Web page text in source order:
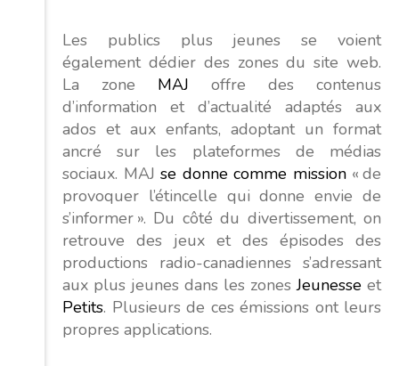
Les publics plus jeunes se voient
également dédier des zones du site web.
La zone MAJ offre des contenus
d’information et d’actualité adaptés aux
ados et aux enfants, adoptant un format
ancré sur les plateformes de médias
sociaux. MAJ se donne comme mission« de
provoquer l’étincelle qui donne envie de
s’informer ». Du côté du divertissement, on
retrouve des jeux et des épisodes des
productions radio-canadiennes s’adressant
aux plus jeunes dans les zonesJeunesse et
Petits. Plusieurs de ces émissions ont leurs
propres applications.